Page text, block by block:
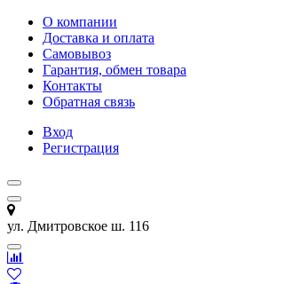
О компании
Доставка и оплата
Самовывоз
Гарантия, обмен товара
Контакты
Обратная связь
Вход
Регистрация
ул. Дмитровское ш. 116